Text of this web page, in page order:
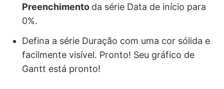
Preenchimento da série Data de início para
0%.
Defina a série Duração com uma cor sólida e
facilmente visível. Pronto! Seu gráfico de
Gantt está pronto!